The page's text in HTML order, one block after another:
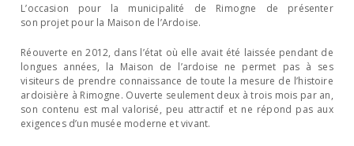
L’occasion pour la municipalité de Rimogne de présenter
son projet pour la Maison de l’Ardoise.
Réouverte en 2012, dans l’état où elle avait été laissée pendant de
longues années, la Maison de l’ardoise ne permet pas à ses
visiteurs de prendre connaissance de toute la mesure de l’histoire
ardoisière à Rimogne. Ouverte seulement deux à trois mois par an,
son contenu est mal valorisé, peu attractif et ne répond pas aux
exigences d’un musée moderne et vivant.